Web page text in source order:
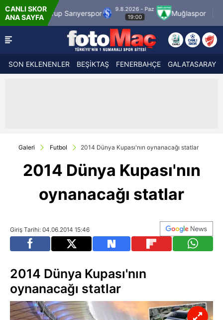
CANLI SKOR
ANA SAYFA
9.8.2026 - Paz
19:00
Muğlaspor Vanspor
SON EKLENENLER BEŞİKTAŞ FENERBAHÇE GALATASARAY
Galeri Futbol 2014 Dünya Kupası'nın oynanacağı statlar
2014 Dünya Kupası'nın
oynanacağı statlar
Giriş Tarihi: 04.06.2014 15:46
2014 Dünya Kupası'nın
oynanacağı statlar